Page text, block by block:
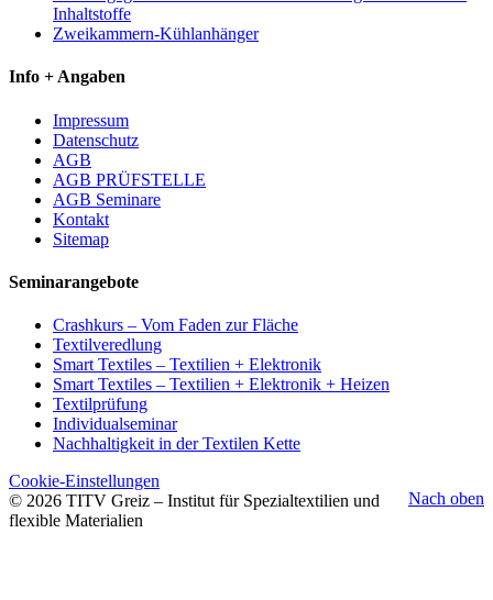
Inhaltstoffe
Zweikammern-Kühlanhänger
Info + Angaben
Impressum
Datenschutz
AGB
AGB PRÜFSTELLE
AGB Seminare
Kontakt
Sitemap
Seminarangebote
Crashkurs – Vom Faden zur Fläche
Textilveredlung
Smart Textiles – Textilien + Elektronik
Smart Textiles – Textilien + Elektronik + Heizen
Textilprüfung
Individualseminar
Nachhaltigkeit in der Textilen Kette
Nach oben
Cookie-Einstellungen
© 2026 TITV Greiz – Institut für Spezialtextilien und
flexible Materialien